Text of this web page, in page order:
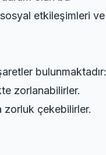
sosyal etkileşimleri ve
bulunmaktadır:
zorlanabilirler.
zorluk çekebilirler.